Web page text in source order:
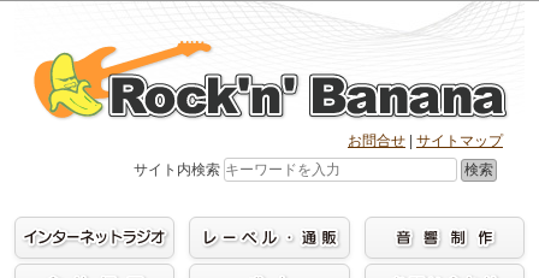
content
お問合せ
サイトマップ
サイト内検索
検索